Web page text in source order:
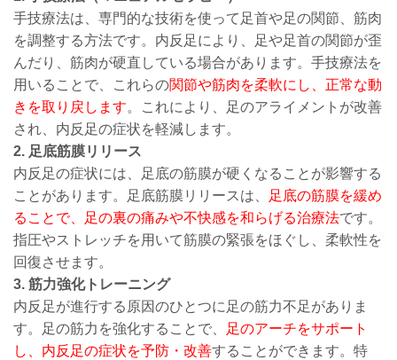
手技療法は、専門的な技術を使って足首や足の関節、筋肉
を調整する方法です。内反足により、足や足首の関節が歪
んだり、筋肉が硬直している場合があります。手技療法を
用いることで、これらの関節や筋肉を柔軟にし、正常な動
きを取り戻します。これにより、足のアライメントが改善
され、内反足の症状を軽減します。
2. 足底筋膜リリース
内反足の症状には、足底の筋膜が硬くなることが影響する
ことがあります。足底筋膜リリースは、
足底の筋膜を緩め
ることで、足の裏の痛みや不快感を和らげる治療法です。
指圧やストレッチを用いて筋膜の緊張をほぐし、柔軟性を
回復させます。
3. 筋力強化トレーニング
内反足が進行する原因のひとつに足の筋力不足がありま
す。足の筋力を強化することで、
足のアーチをサポート
し、内反足の症状を予防・改善することができます。特